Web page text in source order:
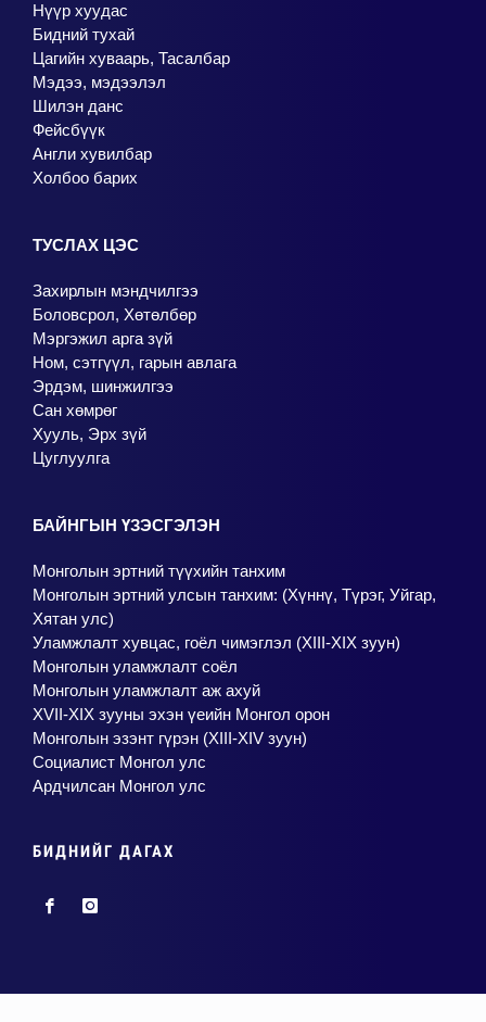
Нүүр хуудас
Бидний тухай
Цагийн хуваарь, Тасалбар
Мэдээ, мэдээлэл
Шилэн данс
Фейсбүүк
Англи хувилбар
Холбоо барих
ТУСЛАХ ЦЭС
Захирлын мэндчилгээ
Боловсрол, Хөтөлбөр
Мэргэжил арга зүй
Ном, сэтгүүл, гарын авлага
Эрдэм, шинжилгээ
Сан хөмрөг
Хууль, Эрх зүй
Цуглуулга
БАЙНГЫН ҮЗЭСГЭЛЭН
Монголын эртний түүхийн танхим
Монголын эртний улсын танхим: (Хүннү, Түрэг, Уйгар,
Хятан улс)
Уламжлалт хувцас, гоёл чимэглэл (XIII-XIX зуун)
Монголын уламжлалт соёл
Монголын уламжлалт аж ахуй
XVII-XIX зууны эхэн үеийн Монгол орон
Монголын эзэнт гүрэн (XIII-XIV зуун)
Социалист Монгол улс
Ардчилсан Монгол улс
БИДНИЙГ ДАГАХ